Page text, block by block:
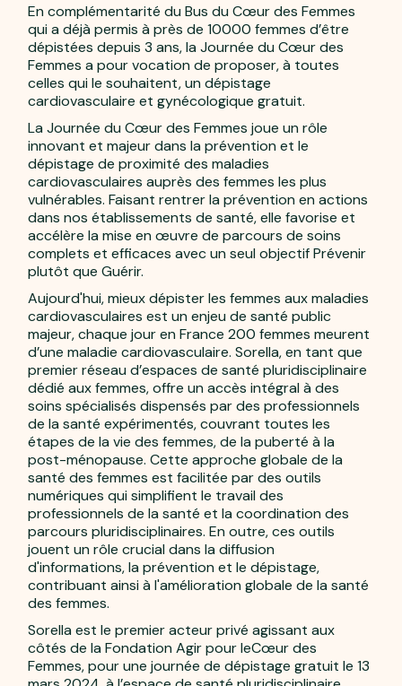
En complémentarité du Bus du Cœur des Femmes
qui a déjà permis à près de 10000 femmes d’être
dépistées depuis 3 ans, la Journée du Cœur des
Femmes a pour vocation de proposer, à toutes
celles qui le souhaitent, un dépistage
cardiovasculaire et gynécologique gratuit.
La Journée du Cœur des Femmes joue un rôle
innovant et majeur dans la prévention et le
dépistage de proximité des maladies
cardiovasculaires auprès des femmes les plus
vulnérables. Faisant rentrer la prévention en actions
dans nos établissements de santé, elle favorise et
accélère la mise en œuvre de parcours de soins
complets et efficaces avec un seul objectif Prévenir
plutôt que Guérir.
Aujourd'hui, mieux dépister les femmes aux maladies
cardiovasculaires est un enjeu de santé public
majeur, chaque jour en France 200 femmes meurent
d’une maladie cardiovasculaire. Sorella, en tant que
premier réseau d’espaces de santé pluridisciplinaire
dédié aux femmes, offre un accès intégral à des
soins spécialisés dispensés par des professionnels
de la santé expérimentés, couvrant toutes les
étapes de la vie des femmes, de la puberté à la
post-ménopause. Cette approche globale de la
santé des femmes est facilitée par des outils
numériques qui simplifient le travail des
professionnels de la santé et la coordination des
parcours pluridisciplinaires. En outre, ces outils
jouent un rôle crucial dans la diffusion
d'informations, la prévention et le dépistage,
contribuant ainsi à l'amélioration globale de la santé
des femmes.
Sorella est le premier acteur privé agissant aux
côtés de la Fondation Agir pour leCœur des
Femmes, pour une journée de dépistage gratuit le 13